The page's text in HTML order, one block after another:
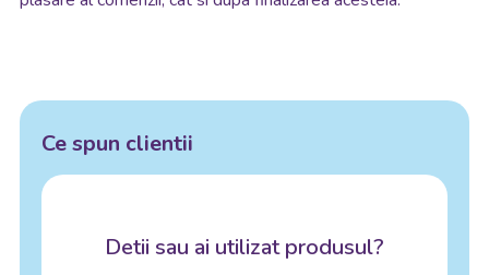
Ce spun clientii
Detii sau ai utilizat produsul?